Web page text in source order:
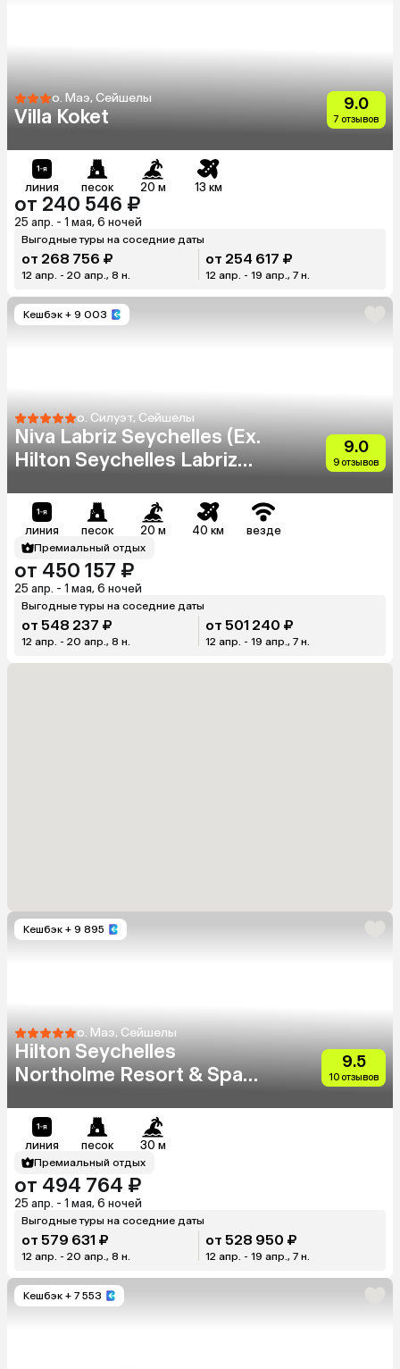
о. Маэ, Сейшелы
Villa Koket
9.0
7 отзывов
линия песок 20 м 13 км
от 240 546 ₽
25 апр. - 1 мая, 6 ночей
Выгодные туры на соседние даты
от 268 756 ₽
12 апр. - 20 апр., 8 н.
от 254 617 ₽
12 апр. - 19 апр., 7 н.
Кешбэк + 9 003
о. Силуэт, Сейшелы
Niva Labriz Seychelles (Ex.
Hilton Seychelles Labriz
9.0
9 отзывов
линия песок 20 м 40 км везде
Премиальный отдых
от 450 157 ₽
25 апр. - 1 мая, 6 ночей
Выгодные туры на соседние даты
от 548 237 ₽
12 апр. - 20 апр., 8 н.
от 501 240 ₽
12 апр. - 19 апр., 7 н.
Кешбэк + 9 895
о. Маэ, Сейшелы
Hilton Seychelles
Northolme Resort & Spa
9.5
10 отзывов
линия песок 30 м
Премиальный отдых
от 494 764 ₽
25 апр. - 1 мая, 6 ночей
Выгодные туры на соседние даты
от 579 631 ₽
12 апр. - 20 апр., 8 н.
от 528 950 ₽
12 апр. - 19 апр., 7 н.
Кешбэк + 7 553